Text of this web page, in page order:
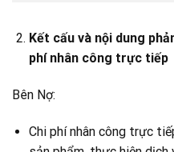
Kết cấu và nội dung
phí nhân công trực tiếp
Bên Nợ:
Chi phí nhân công trực